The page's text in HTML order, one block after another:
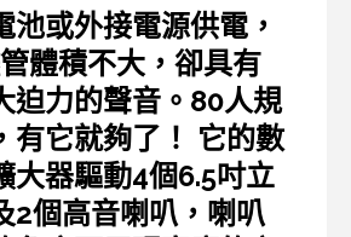
池或外接電源供電，
體積不大，卻具有
迫力的聲音。80人規
有它就夠了！ 它的數
大器驅動4個6.5吋立
2個高音喇叭，喇叭